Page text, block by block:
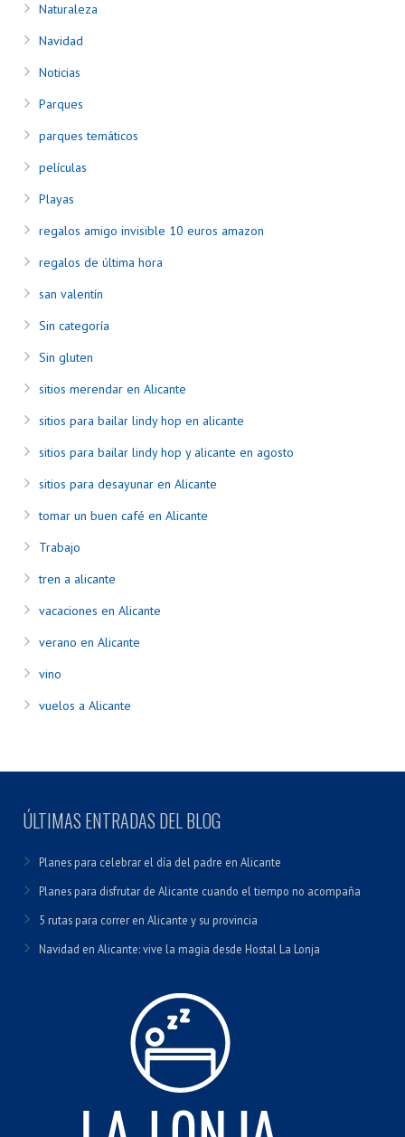
Naturaleza
Navidad
Noticias
Parques
parques temáticos
películas
Playas
regalos amigo invisible 10 euros amazon
regalos de última hora
san valentín
Sin categoría
Sin gluten
sitios merendar en Alicante
sitios para bailar lindy hop en alicante
sitios para bailar lindy hop y alicante en agosto
sitios para desayunar en Alicante
tomar un buen café en Alicante
Trabajo
tren a alicante
vacaciones en Alicante
verano en Alicante
vino
vuelos a Alicante
ÚLTIMAS ENTRADAS DEL BLOG
Planes para celebrar el día del padre en Alicante
Planes para disfrutar de Alicante cuando el tiempo no acompaña
5 rutas para correr en Alicante y su provincia
Navidad en Alicante: vive la magia desde Hostal La Lonja